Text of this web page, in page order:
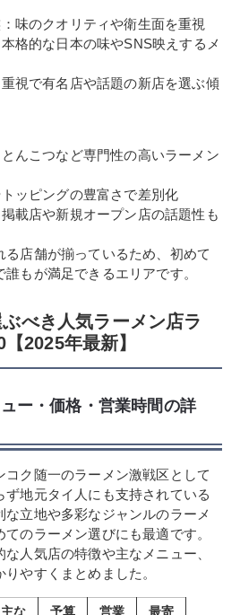
味のクオリティや衛生面を重視
格的な日本の味やSNS映えするメ
視で有名店や話題の新店を選ぶ傾
んこつなど専門性の高いラーメン
ッピングの豊富さで差別化
載店や新規オープン店の話題性も
る店舗が揃っているため、初めて
もが満足できるエリアです。
べき人気ラーメン店ラ
2025年最新】
ー・価格・営業時間の詳
コク随一のラーメン激戦区として
地元タイ人にも支持されている
立地や多彩なジャンルのラーメ
のラーメン選びにも最適です。
人気店の特徴や主なメニュー、
やすくまとめました。
主な 予算 営業 最寄